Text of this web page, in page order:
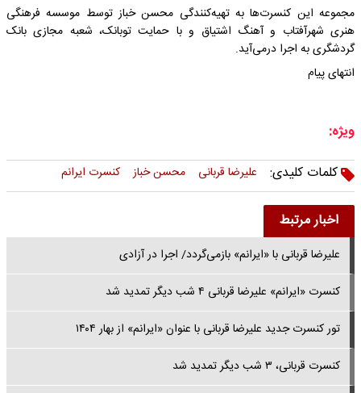
مجموعه این کنسرت‌ها به تهیه‌کنندگی محسن خباز توسط موسسه فرهنگی
هنری شهرآفتاب و آهنگ اشتیاق و با حمایت توبانک، شعبه مجازی بانک
گردشگری به اجرا درمی‌آید.
انتهای پیام
ویژه:
کلمات کلیدی:
علیرضا قربانی محسن خباز کنسرت ایرانم
اخبار مرتبط
علیرضا قربانی با «ایرانم» بازمی‌گردد/ اجرا در آزادی
کنسرت «ایرانم» علیرضا قربانی ۴ شب دیگر تمدید شد
تور کنسرت‌ جدید علیرضا قربانی با عنوان «ایرانم» از بهار ۱۴۰۴
کنسرت قربانی، ۳ شب دیگر تمدید شد